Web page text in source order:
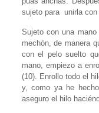
sujeto para unirla con
Sujeto con una
mechón, de manera
con el pelo suelto
mano, empiezo a
(10). Enrollo todo el
y, como ya he
aseguro el hilo